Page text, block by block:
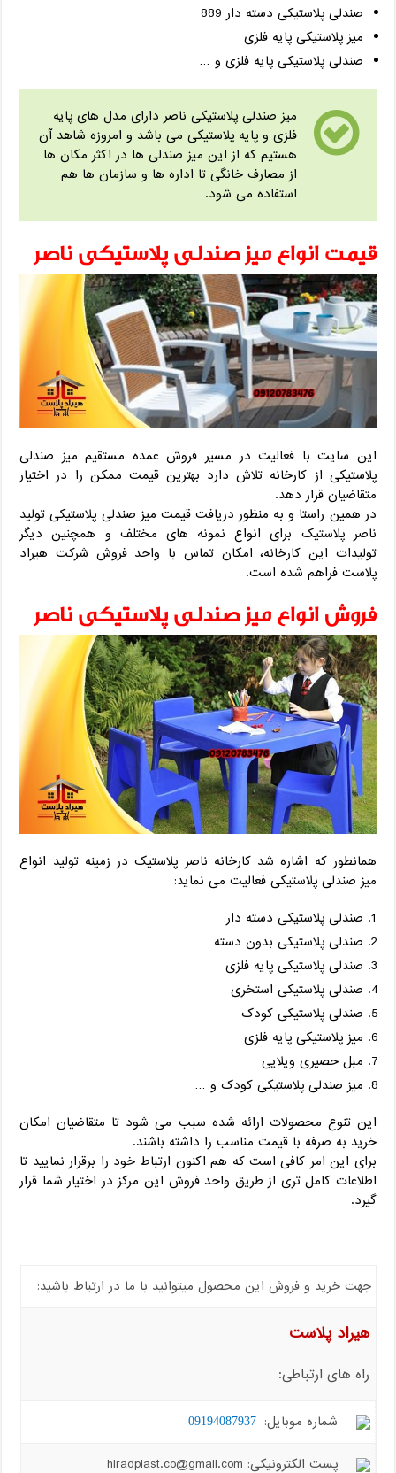
صندلی پلاستیکی دسته دار 889
میز پلاستیکی پایه فلزی
صندلی پلاستیکی پایه فلزی و …
میز صندلی پلاستیکی ناصر دارای مدل های پایه
فلزی و پایه پلاستیکی می باشد و امروزه شاهد آن
هستیم که از این میز صندلی ها در اکثر مکان ها
از مصارف خانگی تا اداره ها و سازمان ها هم
استفاده می شود.
قیمت انواع میز صندلی پلاستیکی ناصر
این سایت با فعالیت در مسیر فروش عمده مستقیم میز صندلی
پلاستیکی از کارخانه تلاش دارد بهترین قیمت ممکن را در اختیار
متقاضیان قرار دهد.
در همین راستا و به منظور دریافت قیمت میز صندلی پلاستیکی تولید
ناصر پلاستیک برای انواع نمونه های مختلف و همچنین دیگر
تولیدات این کارخانه، امکان تماس با واحد فروش شرکت هیراد
پلاست فراهم شده است.
فروش انواع میز صندلی پلاستیکی ناصر
همانطور که اشاره شد کارخانه ناصر پلاستیک در زمینه تولید انواع
میز صندلی پلاستیکی فعالیت می نماید:
صندلی پلاستیکی دسته دار
صندلی پلاستیکی بدون دسته
صندلی پلاستیکی پایه فلزی
صندلی پلاستیکی استخری
صندلی پلاستیکی کودک
میز پلاستیکی پایه فلزی
مبل حصیری ویلایی
میز صندلی پلاستیکی کودک و …
این تنوع محصولات ارائه شده سبب می شود تا متقاضیان امکان
خرید به صرفه با قیمت مناسب را داشته باشند.
برای این امر کافی است که هم اکنون ارتباط خود را برقرار نمایید تا
اطلاعات کامل تری از طریق واحد فروش این مرکز در اختیار شما قرار
گیرد.
جهت خرید و فروش این محصول میتوانید با ما در ارتباط باشید:
هیراد پلاست
راه های ارتباطی:
شماره موبایل: 09194087937
پست الکترونیکی: hiradplast.co@gmail.com